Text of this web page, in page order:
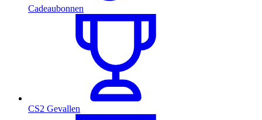
Cadeaubonnen
CS2 Gevallen